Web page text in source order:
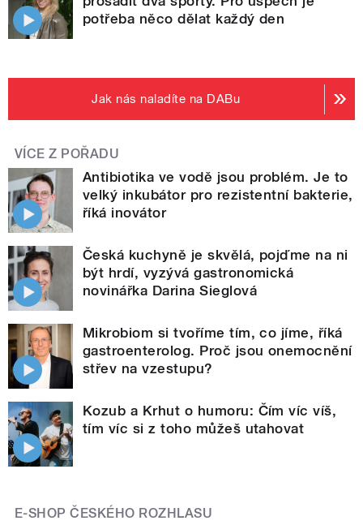
potřeba něco dělat každý den
Jak nás naladíte na DABu
VÍCE Z POŘADU
Antibiotika ve vodě jsou problém. Je to
velký inkubátor pro rezistentní bakterie,
říká inovátor
Česká kuchyně je skvělá, pojďme na ni
být hrdí, vyzývá gastronomická
novinářka Darina Sieglová
Mikrobiom si tvoříme tím, co jíme, říká
gastroenterolog. Proč jsou onemocnění
střev na vzestupu?
Kozub a Krhut o humoru: Čím víc víš,
tím víc si z toho můžeš utahovat
E-SHOP ČESKÉHO ROZHLASU